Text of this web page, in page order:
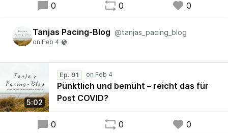
0 0 0
Tanjas Pacing-Blog @tanjas_pacing_blog
5:02
Ep. 91
Pünktlich und bemüht – reicht das für
Post COVID?
0 0 0